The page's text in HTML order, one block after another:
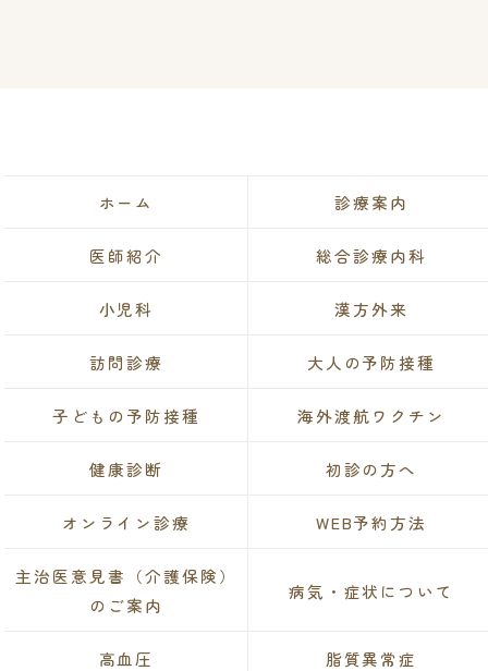
ホーム 診療案内
医師紹介 総合診療内科
小児科 漢方外来
訪問診療 大人の予防接種
子どもの予防接種 海外渡航ワクチン
健康診断 初診の方へ
オンライン診療 WEB予約方法
主治医意見書（介護保険）
のご案内
病気・症状について
高血圧 脂質異常症